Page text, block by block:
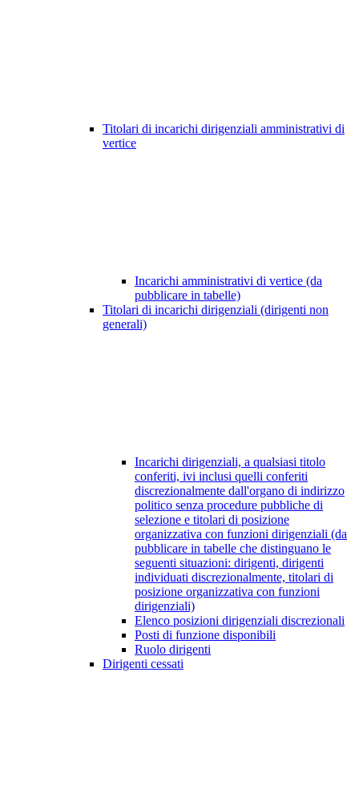
Titolari di incarichi dirigenziali amministrativi di
vertice
Incarichi amministrativi di vertice (da
pubblicare in tabelle)
Titolari di incarichi dirigenziali (dirigenti non
generali)
Incarichi dirigenziali, a qualsiasi titolo
conferiti, ivi inclusi quelli conferiti
discrezionalmente dall'organo di indirizzo
politico senza procedure pubbliche di
selezione e titolari di posizione
organizzativa con funzioni dirigenziali (da
pubblicare in tabelle che distinguano le
seguenti situazioni: dirigenti, dirigenti
individuati discrezionalmente, titolari di
posizione organizzativa con funzioni
dirigenziali)
Elenco posizioni dirigenziali discrezionali
Posti di funzione disponibili
Ruolo dirigenti
Dirigenti cessati